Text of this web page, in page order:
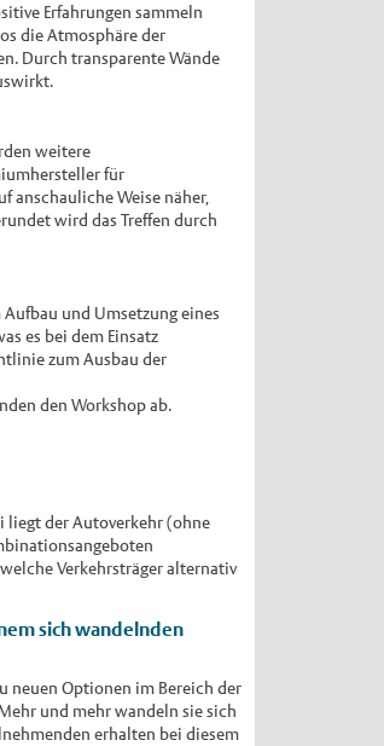
Erfahrungen sammeln
die Atmosphäre der
Durch transparente Wände
weitere
für
anschauliche Weise näher,
wird das Treffen durch
und Umsetzung eines
es bei dem Einsatz
zum Ausbau der
den Workshop ab.
liegt der Autoverkehr (ohne
Verkehrsträger alternativ
sich wandelnden
neuen Optionen im Bereich der
und mehr wandeln sie sich
erhalten bei diesem